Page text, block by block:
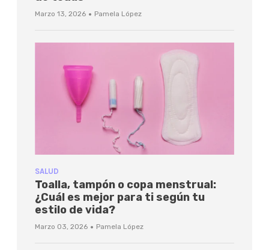
Marzo 13, 2026 · Pamela López
SALUD
Toalla, tampón o copa menstrual:
¿Cuál es mejor para ti según tu
estilo de vida?
Marzo 03, 2026 · Pamela López